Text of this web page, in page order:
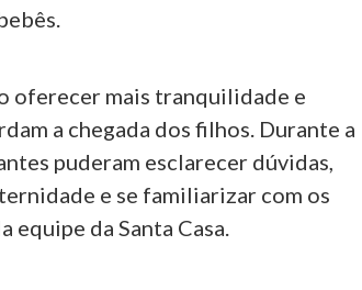
oferecer mais tranquilidade e
a chegada dos filhos. Durante a
puderam esclarecer dúvidas,
e se familiarizar com os
da Santa Casa.